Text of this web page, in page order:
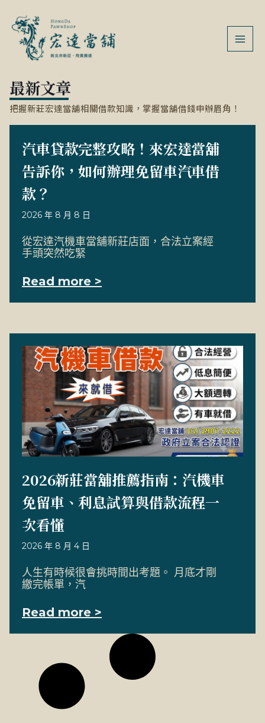
最新文章
把握新莊宏達當舖相關借款知識，掌握當舖借錢申辦眉角！
汽車貸款完整攻略！來宏達當舖
告訴你，如何辦理免留車汽車借
款？
2026 年 8 月 8 日
從宏達汽機車當舖新莊店面，合法立案經
手頭突然吃緊
Read more >
2026新莊當舖推薦指南：汽機車
免留車、利息試算與借款流程一
次看懂
2026 年 8 月 4 日
人生有時候很會挑時間出考題。 月底才剛
繳完帳單，汽
Read more >